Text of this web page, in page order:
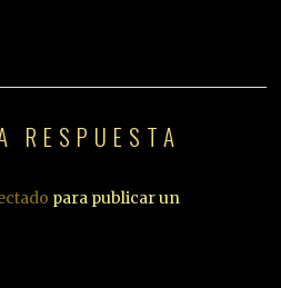
RESPUESTA
para publicar un